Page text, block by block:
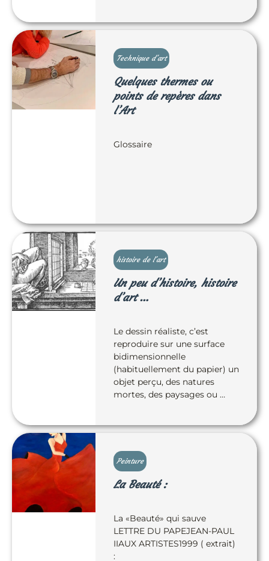
Technique d'art
Quelques thermes ou
points de repères dans
l’Art
Glossaire
histoire de l'art
Un peu d’histoire, histoire
d’art …
Le dessin réaliste, c’est
reproduire sur une surface
bidimensionnelle
(habituellement du papier) un
objet perçu, des natures
mortes, des paysages ou …
Peinture
La Beauté :
La «Beauté» qui sauve
LETTRE DU PAPEJEAN-PAUL
IIAUX ARTISTES1999 ( extrait)
: